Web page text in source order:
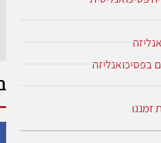
בפסיכואנליזה
זמננו